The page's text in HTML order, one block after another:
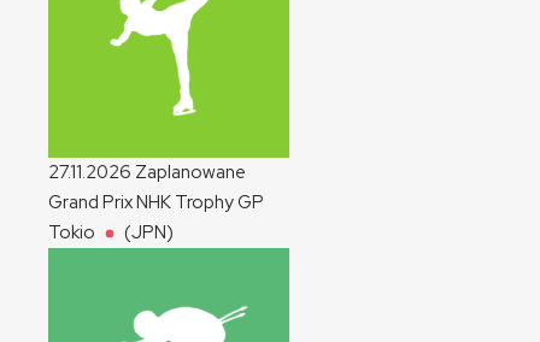
27.11.2026 Zaplanowane
Grand Prix NHK TrophyGP
Tokio
(JPN)